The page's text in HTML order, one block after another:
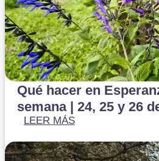
Qué hacer en
semana | 24, 25 y 26
LEER MÁS